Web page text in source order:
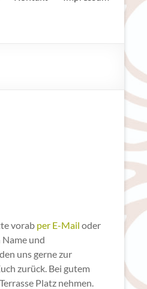
vorab per E-Mail oder
und
uns gerne zur
zurück. Bei gutem
Platz nehmen.